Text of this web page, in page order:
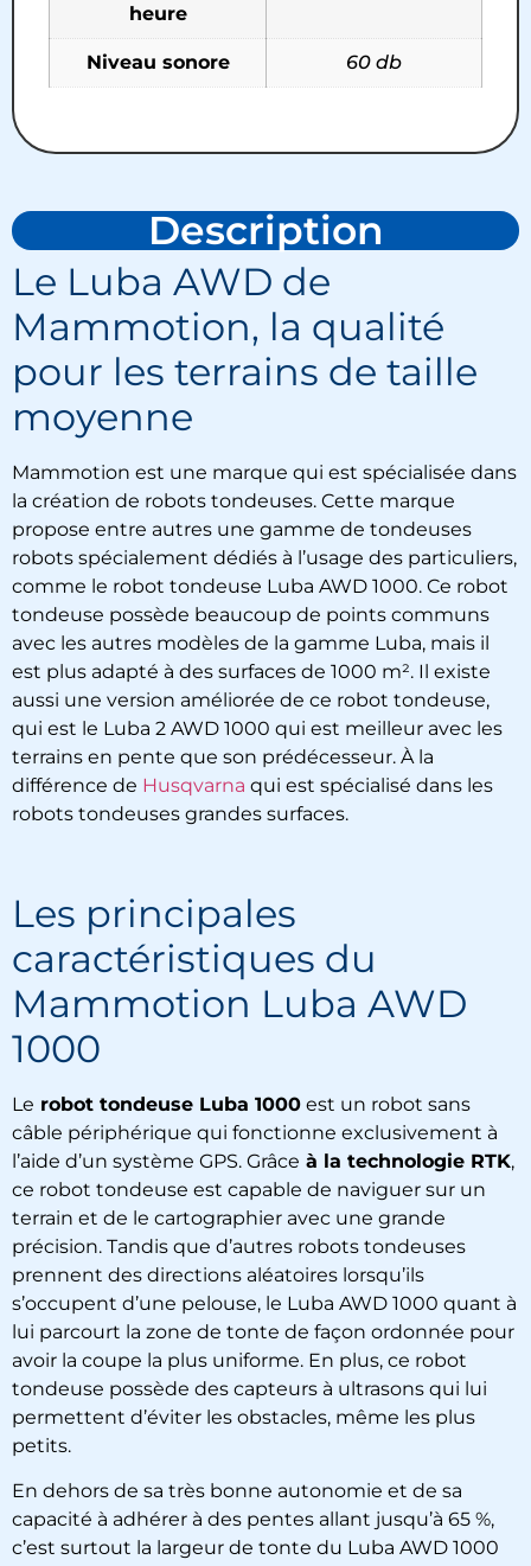
heure
Niveau sonore 60 db
Description
Le Luba AWD de
Mammotion, la qualité
pour les terrains de taille
moyenne
Mammotion est une marque qui est spécialisée dans
la création de robots tondeuses. Cette marque
propose entre autres une gamme de tondeuses
robots spécialement dédiés à l’usage des particuliers,
comme le robot tondeuse Luba AWD 1000. Ce robot
tondeuse possède beaucoup de points communs
avec les autres modèles de la gamme Luba, mais il
est plus adapté à des surfaces de 1000 m². Il existe
aussi une version améliorée de ce robot tondeuse,
qui est le Luba 2 AWD 1000 qui est meilleur avec les
terrains en pente que son prédécesseur. À la
différence de Husqvarna qui est spécialisé dans les
robots tondeuses grandes surfaces.
Les principales
caractéristiques du
Mammotion Luba AWD
1000
Le robot tondeuse Luba 1000 est un robot sans
câble périphérique qui fonctionne exclusivement à
l’aide d’un système GPS. Grâce à la technologie RTK,
ce robot tondeuse est capable de naviguer sur un
terrain et de le cartographier avec une grande
précision. Tandis que d’autres robots tondeuses
prennent des directions aléatoires lorsqu’ils
s’occupent d’une pelouse, le Luba AWD 1000 quant à
lui parcourt la zone de tonte de façon ordonnée pour
avoir la coupe la plus uniforme. En plus, ce robot
tondeuse possède des capteurs à ultrasons qui lui
permettent d’éviter les obstacles, même les plus
petits.
En dehors de sa très bonne autonomie et de sa
capacité à adhérer à des pentes allant jusqu’à 65 %,
c’est surtout la largeur de tonte du Luba AWD 1000